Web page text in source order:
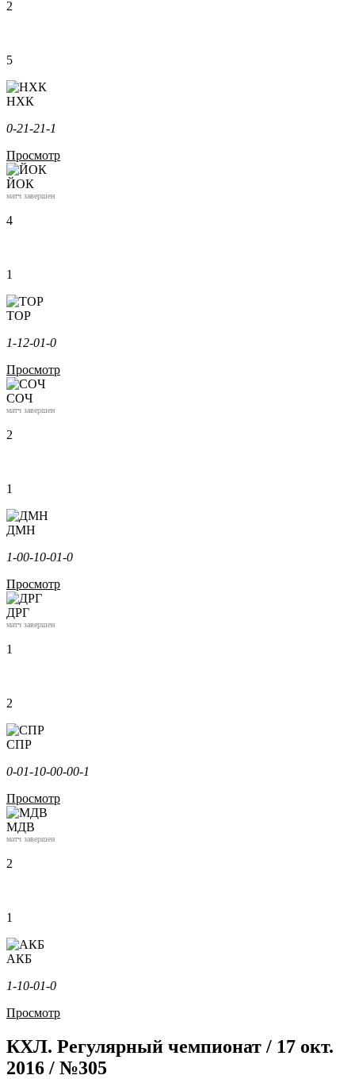
2
5
НХК
0-21-21-1
Просмотр
ЙОК
матч завершен
4
1
ТОР
1-12-01-0
Просмотр
СОЧ
матч завершен
2
1
ДМН
1-00-10-01-0
Просмотр
ДРГ
матч завершен
1
2
СПР
0-01-10-00-00-1
Просмотр
МДВ
матч завершен
2
1
АКБ
1-10-01-0
Просмотр
КХЛ. Регулярный чемпионат / 17 окт.
2016 / №305